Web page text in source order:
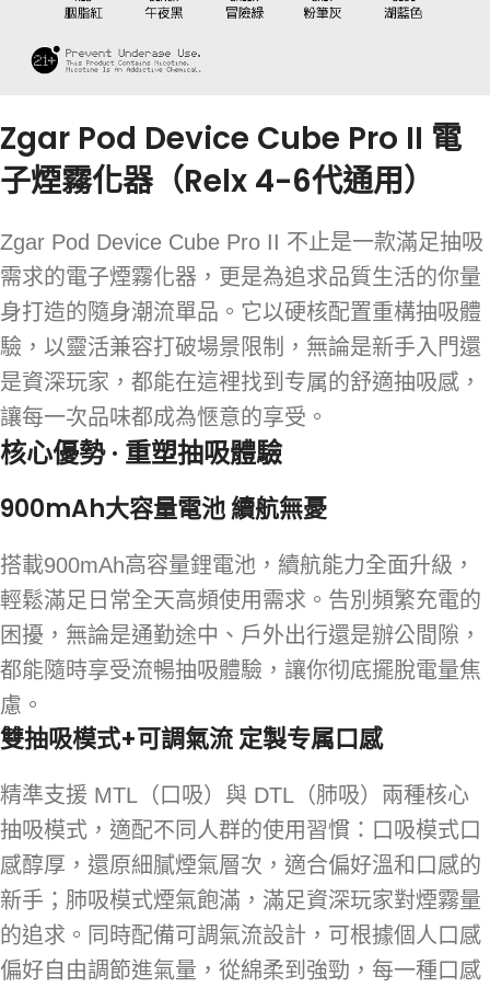
Zgar Pod Device Cube Pro II 電
子煙霧化器（Relx 4-6代通用）
Zgar Pod Device Cube Pro II 不止是一款滿足抽吸
需求的電子煙霧化器，更是為追求品質生活的你量
身打造的隨身潮流單品。它以硬核配置重構抽吸體
驗，以靈活兼容打破場景限制，無論是新手入門還
是資深玩家，都能在這裡找到专属的舒適抽吸感，
讓每一次品味都成為愜意的享受。
核心優勢 · 重塑抽吸體驗
900mAh大容量電池 續航無憂
搭載900mAh高容量鋰電池，續航能力全面升級，
輕鬆滿足日常全天高頻使用需求。告別頻繁充電的
困擾，無論是通勤途中、戶外出行還是辦公間隙，
都能隨時享受流暢抽吸體驗，讓你彻底擺脫電量焦
慮。
雙抽吸模式+可調氣流 定製专属口感
精準支援 MTL（口吸）與 DTL（肺吸）兩種核心
抽吸模式，適配不同人群的使用習慣：口吸模式口
感醇厚，還原細膩煙氣層次，適合偏好溫和口感的
新手；肺吸模式煙氣飽滿，滿足資深玩家對煙霧量
的追求。同時配備可調氣流設計，可根據個人口感
偏好自由調節進氣量，從綿柔到強勁，每一種口感